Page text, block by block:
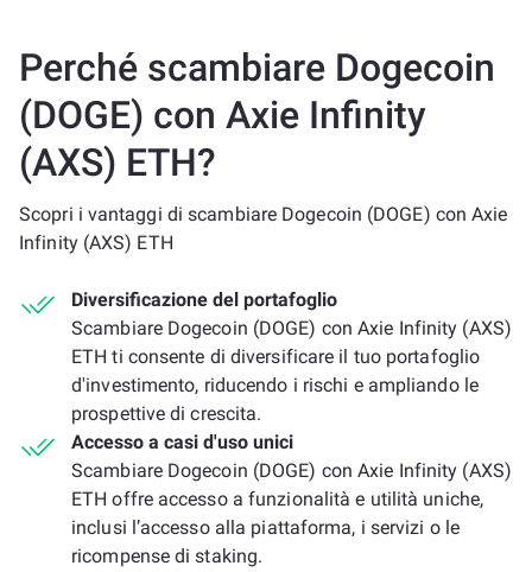
Perché scambiare Dogecoin
(DOGE) con Axie Infinity
(AXS) ETH?
Scopri i vantaggi di scambiare Dogecoin (DOGE) con Axie
Infinity (AXS) ETH
Diversificazione del portafoglio
Scambiare Dogecoin (DOGE) con Axie Infinity (AXS)
ETH ti consente di diversificare il tuo portafoglio
d'investimento, riducendo i rischi e ampliando le
prospettive di crescita.
Accesso a casi d'uso unici
Scambiare Dogecoin (DOGE) con Axie Infinity (AXS)
ETH offre accesso a funzionalità e utilità uniche,
inclusi l’accesso alla piattaforma, i servizi o le
ricompense di staking.